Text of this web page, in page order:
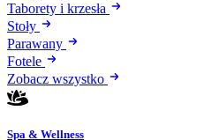
Taborety i krzesła
Stoły
Parawany
Fotele
Zobacz wszystko
Spa & Wellness